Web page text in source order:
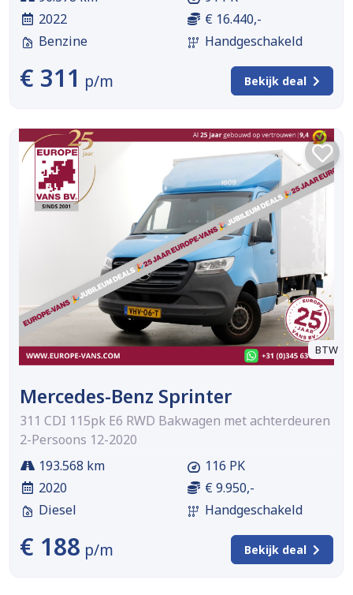
2022
Benzine
€ 16.440,-
Handgeschakeld
€ 311 p/m Bekijk deal
BTW
Mercedes-Benz Sprinter
311 CDI 115pk E6 RWD Bakwagen met achterdeuren
2-Persoons 12-2020
193.568 km
2020
Diesel
116 PK
€ 9.950,-
Handgeschakeld
€ 188 p/m Bekijk deal